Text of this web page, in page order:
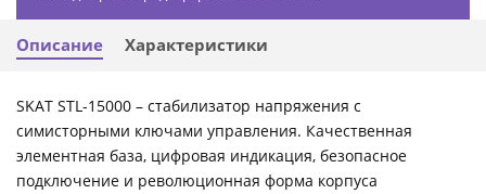
Описание Характеристики
SKAT STL-15000 – стабилизатор напряжения с
симисторными ключами управления. Качественная
элементная база, цифровая индикация, безопасное
подключение и революционная форма корпуса